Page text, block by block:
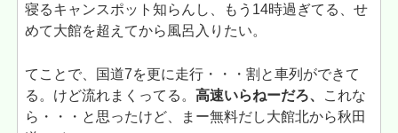
寝るキャンスポット知らんし、もう14時過ぎてる、せ
めて大館を超えてから風呂入りたい。
てことで、国道7を更に走行・・・割と車列ができて
る。けど流れまくってる。高速いらねーだろ、
これな
ら・・・と思ったけど、まー無料だし大館北から秋田